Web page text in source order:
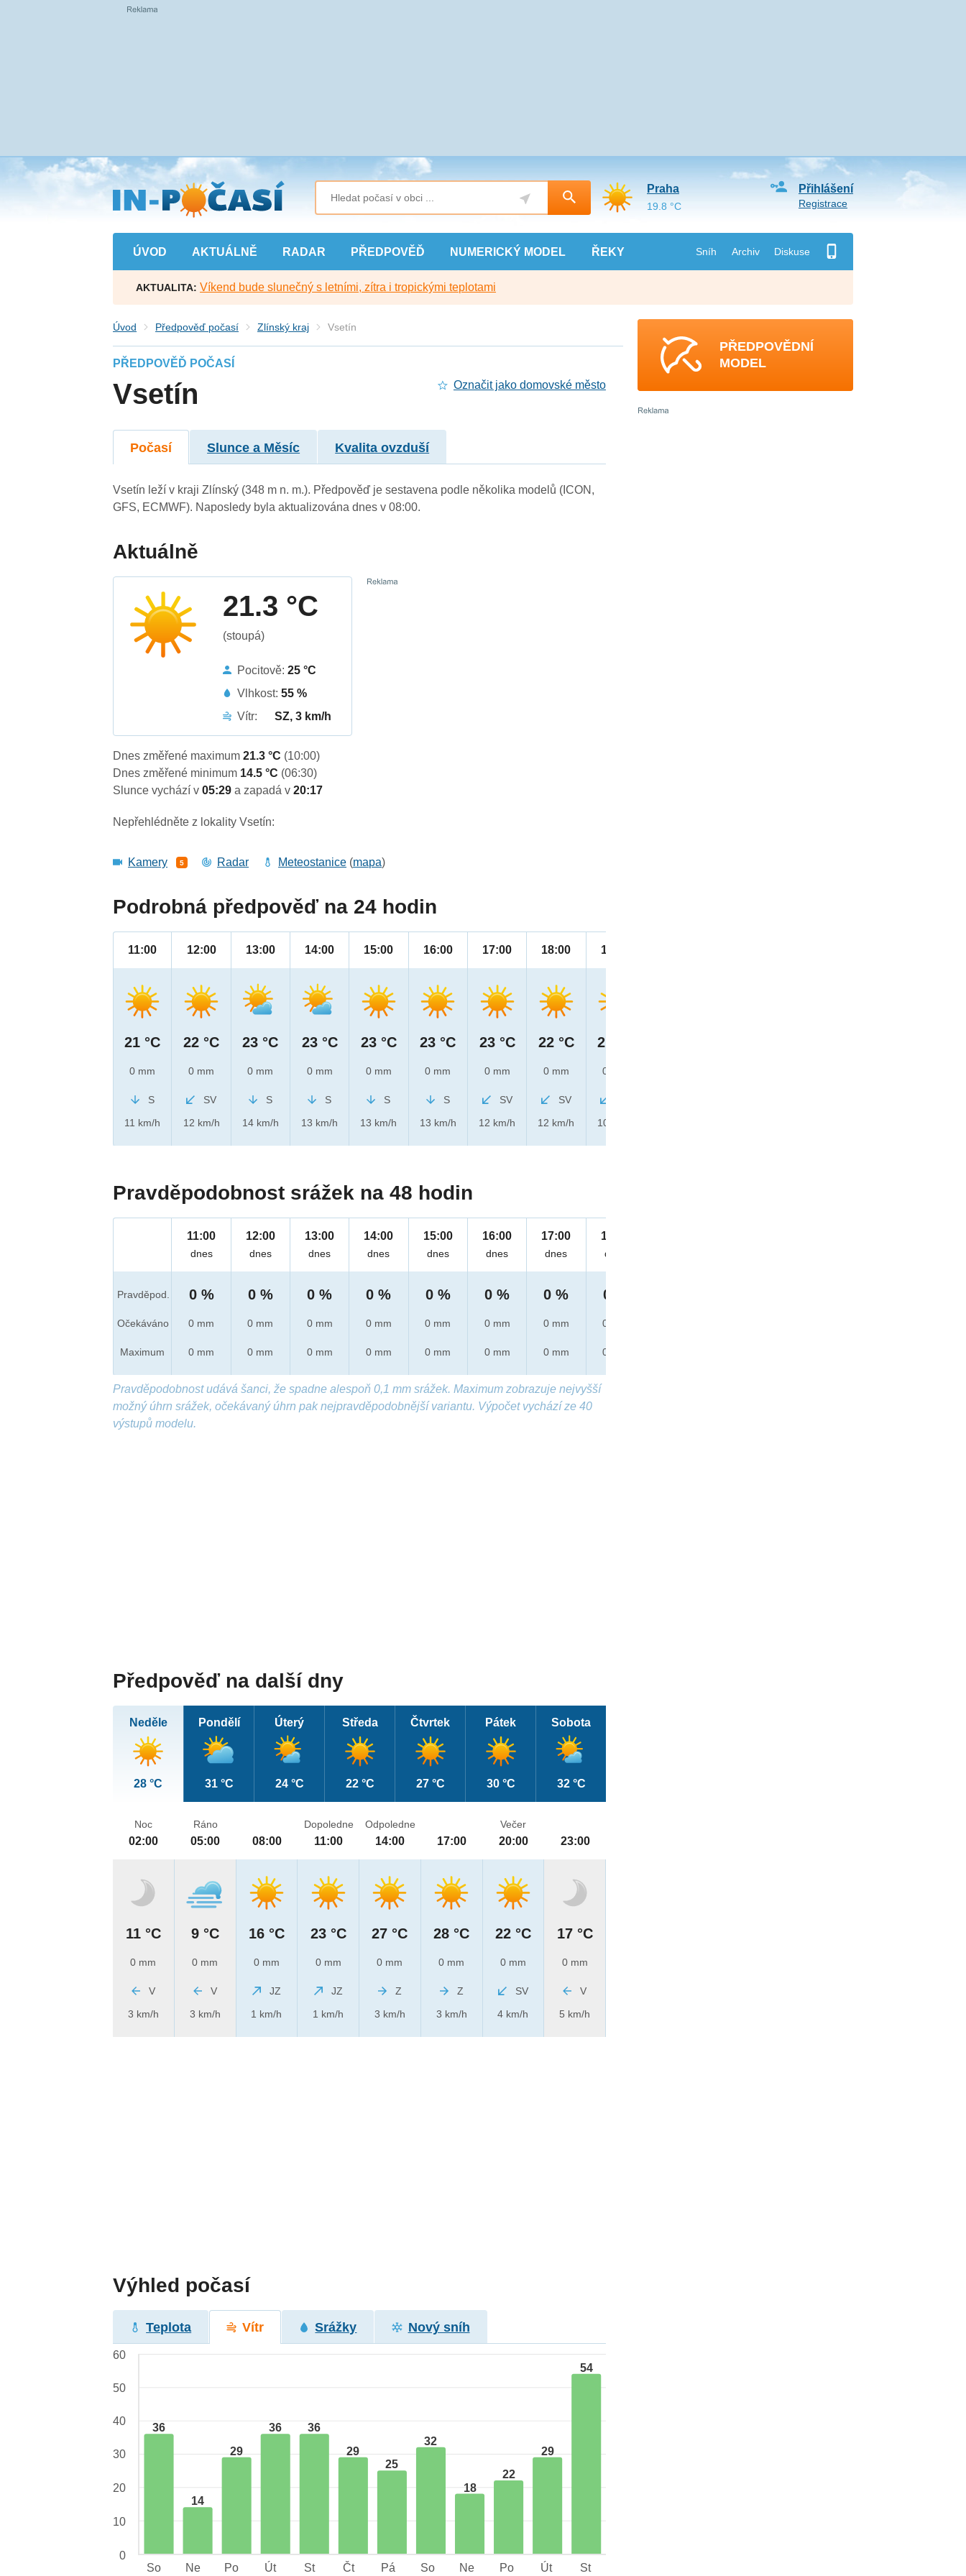
Přejít
na
hlavní
obsah
ÚVOD AKTUÁLNĚ RADAR PŘEDPOVĚĎ NUMERICKÝ MODEL ŘEKY Sníh Archiv Diskuse
Přihlášení
Registrace
Praha
19.8 °C
AKTUALITA: Víkend bude slunečný s letními, zítra i tropickými teplotami
Úvod Předpověď počasí Zlínský kraj Vsetín
PŘEDPOVĚĎ POČASÍ
Vsetín Označit jako domovské město
Počasí Slunce a Měsíc Kvalita ovzduší
Vsetín leží v kraji Zlínský (348 m n. m.). Předpověď je sestavena podle několika modelů (ICON,
GFS, ECMWF). Naposledy byla aktualizována dnes v 08:00.
Aktuálně
21.3 °C
(stoupá)
Pocitově:25 °C
Vlhkost:55 %
Vítr:
SZ, 3 km/h
Dnes změřené maximum21.3 °C (10:00)
Dnes změřené minimum 14.5 °C (06:30)
Slunce vychází v05:29a zapadá v20:17
Nepřehlédněte z lokality Vsetín:
Kamery 5 Radar Meteostanice (mapa)
Podrobná předpověď na 24 hodin
11:00
21 °C
0 mm
S
11 km/h
12:00
22 °C
0 mm
SV
12 km/h
13:00
23 °C
0 mm
S
14 km/h
14:00
23 °C
0 mm
S
13 km/h
15:00
23 °C
0 mm
S
13 km/h
16:00
23 °C
0 mm
S
13 km/h
17:00
23 °C
0 mm
SV
12 km/h
18:00
22 °C
0 mm
SV
12 km/h
19:00
21 °C
0 mm
10 km/h
Pravděpodobnost srážek na 48 hodin
Pravděpod.
Očekáváno
Maximum
11:00
dnes
0 %
0 mm
0 mm
12:00
dnes
0 %
0 mm
0 mm
13:00
dnes
0 %
0 mm
0 mm
14:00
dnes
0 %
0 mm
0 mm
15:00
dnes
0 %
0 mm
0 mm
16:00
dnes
0 %
0 mm
0 mm
17:00
dnes
0 %
0 mm
0 mm
18:00
dnes
0 %
0 mm
0 mm
Pravděpodobnost udává šanci, že spadne alespoň 0,1 mm srážek. Maximum zobrazuje nejvyšší
možný úhrn srážek, očekávaný úhrn pak nejpravděpodobnější variantu. Výpočet vychází ze 40
výstupů modelu.
Předpověď na další dny
Neděle
28 °C
Pondělí
31 °C
Úterý
24 °C
Středa
22 °C
Čtvrtek
27 °C
Pátek
30 °C
Sobota
32 °C
Noc
02:00
11 °C
0 mm
V
3 km/h
Ráno
05:00
9 °C
0 mm
V
3 km/h
08:00
16 °C
0 mm
JZ
1 km/h
Dopoledne
11:00
23 °C
0 mm
JZ
1 km/h
Odpoledne
14:00
27 °C
0 mm
Z
3 km/h
17:00
28 °C
0 mm
Z
3 km/h
Večer
20:00
22 °C
0 mm
SV
4 km/h
23:00
17 °C
0 mm
V
5 km/h
Výhled počasí
Teplota Vítr Srážky Nový sníh
36
14
29
36
36
29
25
32
18
22
29
54
60
50
40
30
20
10
0
So
Ne Po Út St Čt Pá So Ne Po Út St
PŘEDPOVĚDNÍ
MODEL